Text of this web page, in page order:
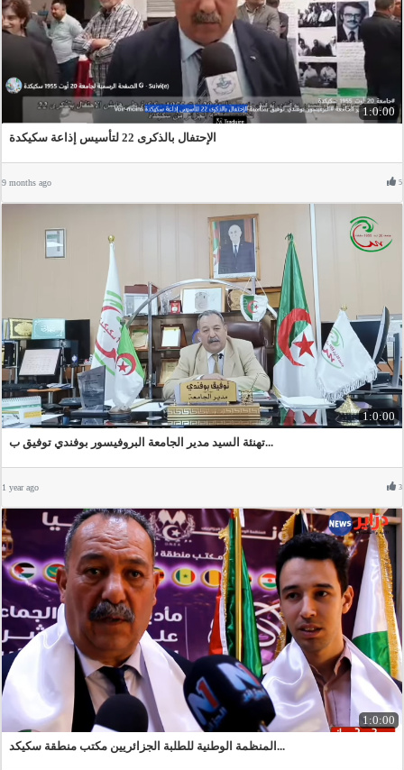
1:0:00
الإحتفال بالذكرى 22 لتأسيس إذاعة سكيكدة
9 months ago 5
1:0:00
تهنئة السيد مدير الجامعة البروفيسور بوفندي توفيق ب...
1 year ago 3
1:0:00
المنظمة الوطنية للطلبة الجزائريين مكتب منطقة سكيكد...